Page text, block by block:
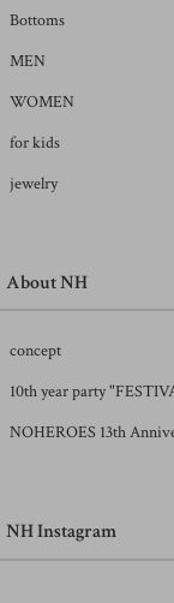
Bottoms
MEN
WOMEN
for kids
jewelry
About NH
concept
10th year party
NOHEROES 13th
NH Instagram